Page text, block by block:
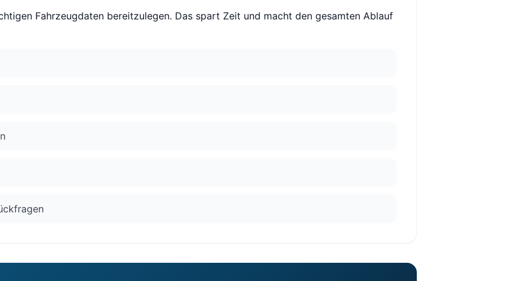
Fahrzeugdaten bereitzulegen. Das spart Zeit und macht den gesamten Ablauf